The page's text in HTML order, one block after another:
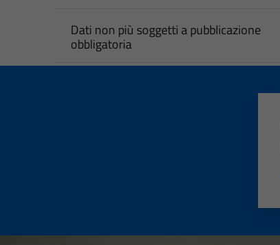
Dati non più soggetti a pubblicazione
obbligatoria